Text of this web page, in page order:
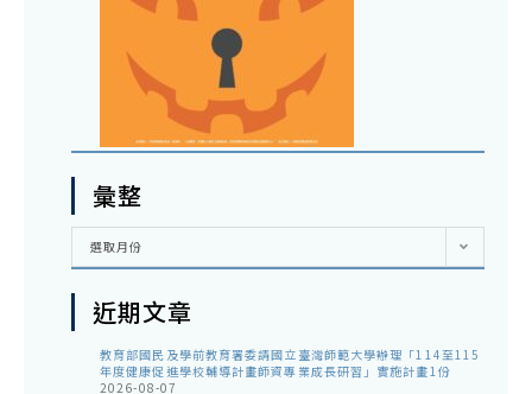
彙整
彙
選取月份
近期文章
教育部國民及學前教育署委請國立臺灣師範大學辦理「114至115
年度健康促進學校輔導計畫師資專業成長研習」實施計畫1份
2026-08-07